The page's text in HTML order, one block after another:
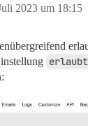
2023 um 18:15